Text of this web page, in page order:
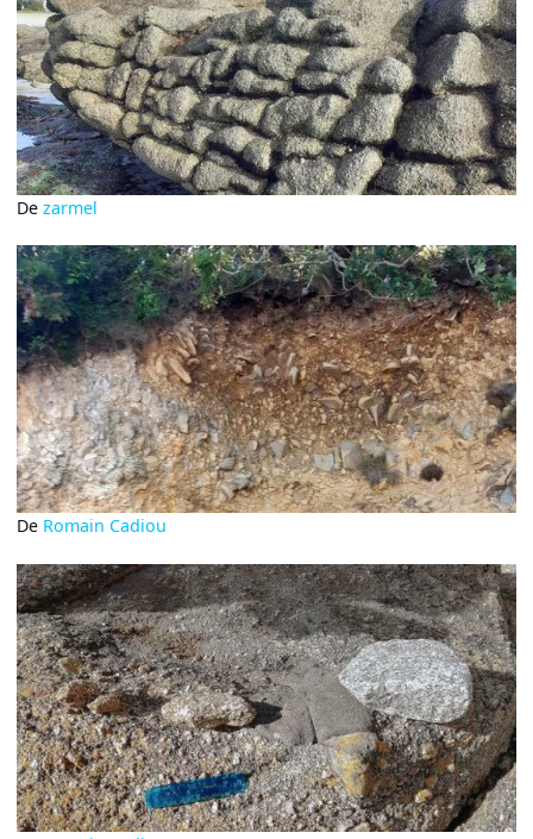
Dezarmel
De Romain Cadiou